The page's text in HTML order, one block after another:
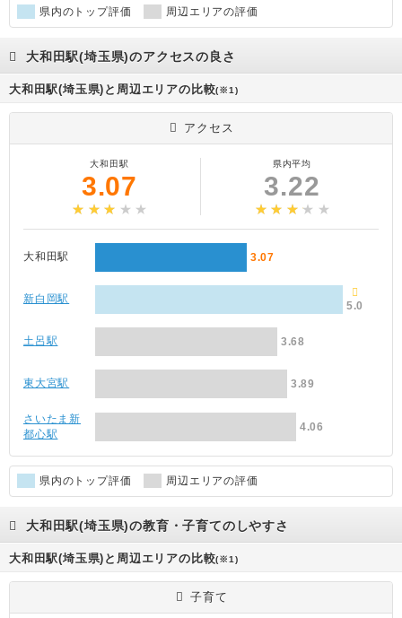
県内のトップ評価 周辺エリアの評価
大和田駅(埼玉県)のアクセスの良さ
大和田駅(埼玉県)と周辺エリアの比較(※1)
アクセス
大和田駅
3.07
県内平均
3.22
大和田駅 3.07
新白岡駅
5.0
土呂駅 3.68
東大宮駅 3.89
さいたま新
都心駅
4.06
県内のトップ評価 周辺エリアの評価
大和田駅(埼玉県)の教育・子育てのしやすさ
大和田駅(埼玉県)と周辺エリアの比較(※1)
子育て